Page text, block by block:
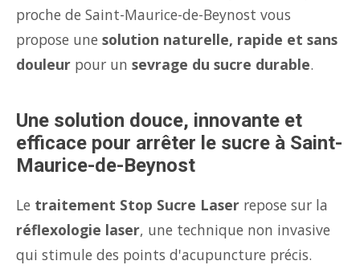
proche de Saint-Maurice-de-Beynost vous
propose une solution naturelle, rapide et sans
douleur pour un sevrage du sucre durable.
Une solution douce, innovante et
efficace pour arrêter le sucre à Saint-
Maurice-de-Beynost
Le traitement Stop Sucre Laser repose sur la
réflexologie laser, une technique non invasive
qui stimule des points d'acupuncture précis.